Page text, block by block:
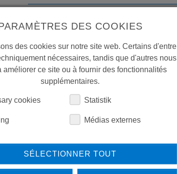
ACCESSOIRES
PIÈCES DE RECHANGE
TÉLÉCHARGEMENTS
DES COOKIES
des cookies sur notre site web. Certains d'entre
nécessaires, tandis que d'autres nous
améliorer ce site ou à fournir des fonctionnalités
supplémentaires.
cookies Statistik
Médias externes
SÉLECTIONNER TOUT